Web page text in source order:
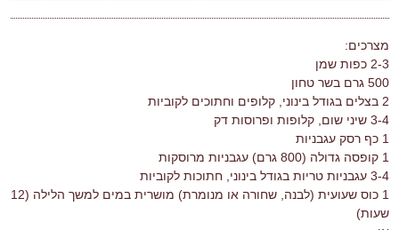
מצרכים:
2-3 כפות שמן
500 גרם בשר טחון
2 בצלים בגודל בינוני, קלופים וחתוכים לקוביות
3-4 שיני שום, קלופות ופרוסות דק
1 כף רסק עגבניות
1 קופסה גדולה (800 גרם) עגבניות מרוסקות
3-4 עגבניות טריות בגודל בינוני, חתוכות לקוביות
1 כוס שעועית (לבנה, שחורה או מנומרת) מושרית במים למשך הלילה (12
שעות)